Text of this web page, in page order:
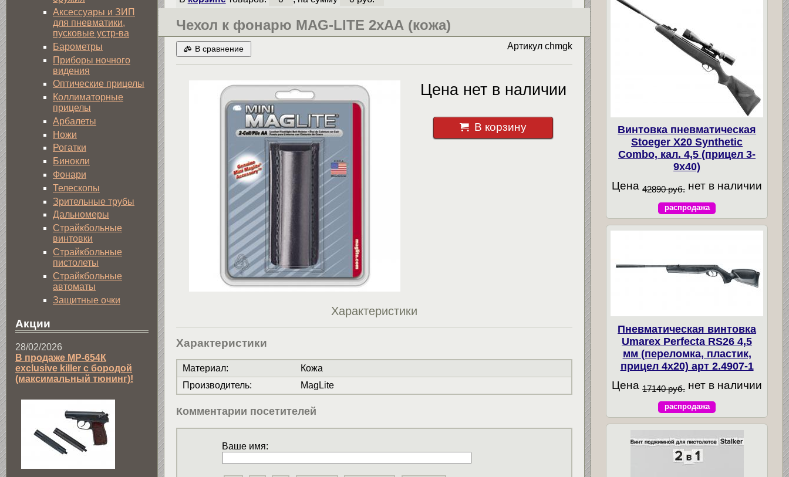
Чехол к фонарю MAG-LITE 2хАА (кожа)
В сравнение Артикулchmgk
Цена нет в наличии
В корзину
Характеристики
Характеристики
Материал:
Кожа
Производитель: MagLite
Комментарии посетителей
Ваше имя:
Аксессуары и ЗИП
для пневматики,
пусковые устр-ва
Барометры
Приборы ночного
видения
Оптические прицелы
Коллиматорные
прицелы
Арбалеты
Ножи
Рогатки
Бинокли
Фонари
Телескопы
Зрительные трубы
Дальномеры
Страйкбольные
винтовки
Страйкбольные
пистолеты
Страйкбольные
автоматы
Защитные очки
Акции
28/02/2026
В продаже МР-654К
exclusive killer с бородой
(максимальный тюнинг)!
Винтовка пневматическая
Stoeger X20 Synthetic
Combo, кал. 4,5 (прицел 3-
9х40)
Цена 42890 руб. нет в наличии
распродажа
Пневматическая винтовка
Umarex Perfecta RS26 4,5
мм (переломка, пластик,
прицел 4x20) арт 2.4907-1
Цена 17140 руб. нет в наличии
распродажа